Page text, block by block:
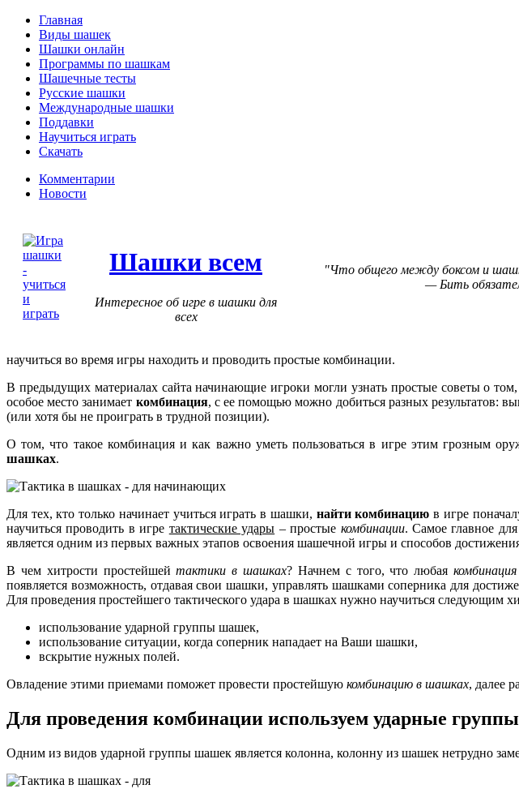
Главная
Виды шашек
Шашки онлайн
Программы по шашкам
Шашечные тесты
Русские шашки
Международные шашки
Поддавки
Научиться играть
Скачать
Комментарии
Новости
Шашки всем
Интересное об игре в шашки для
всех
Что общего между боксом и
— Бить
научиться во время игры находить и проводить простые комбинации.
В предыдущих материалах сайта начинающие игроки могли узнать простые советы о том,
особое место занимает комбинация, с ее помощью можно добиться разных результатов:
(или хотя бы не проиграть в трудной позиции).
О том, что такое комбинация и как важно уметь пользоваться в игре этим грозным
шашках.
Для тех, кто только начинает учиться играть в шашки, найти комбинацию в игре
научиться проводить в игре тактические удары – простые комбинации. Самое главное
является одним из первых важных этапов освоения шашечной игры и способов
В чем хитрости простейшейтактики в шашках? Начнем с того, что любая
появляется возможность, отдавая свои шашки, управлять шашками соперника для
Для проведения простейшего тактического удара в шашках нужно научиться следующим
использование ударной группы шашек,
использование ситуации, когда соперник нападает на Ваши шашки,
вскрытие нужных полей.
Овладение этими приемами поможет провести простейшую комбинацию в шашках, далее
Для проведения комбинации используем ударные
Одним из видов ударной группы шашек является колонна, колонну из шашек нетрудно